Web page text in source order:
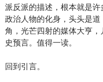
派反派的描述，根本就是许
政治人物的化身，头头是
角，光芒四射的媒体大亨
史预言。值得一读。
回到引言。